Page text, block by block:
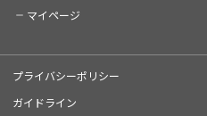
マイページ
プライバシーポリシー
ガイドライン